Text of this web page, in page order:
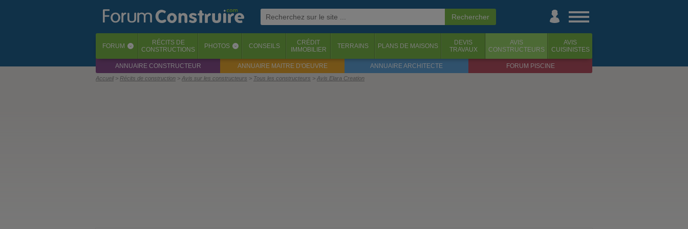
FORUM ‹ RÉCITS DE
CONSTRUCTIONS
PHOTOS ‹ CONSEILS
CRÉDIT
IMMOBILIER
TERRAINS PLANS DE MAISONS
DEVIS
TRAVAUX
AVIS
CONSTRUCTEURS
AVIS
CUISINISTES
ANNUAIRE CONSTRUCTEUR ANNUAIRE MAITRE D'OEUVRE ANNUAIRE ARCHITECTE FORUM PISCINE
Accueil Récits de construction Avis sur les constructeurs Tous les constructeurs Avis Elara Creation